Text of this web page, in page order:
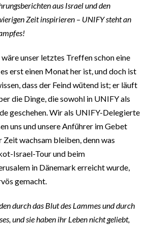
aus Israel und den
Zeit inspirieren – UNIFY steht an
wäre unser letztes Treffen schon eine
erst einen Monat her ist, und doch ist
dass der Feind wütend ist; er läuft
die Dinge, die sowohl in UNIFY als
geschehen. Wir als UNIFY-Delegierte
uns und unsere Anführer im Gebet
Zeit wachsam bleiben, denn was
Israel-Tour und beim
in Dänemark erreicht wurde,
gemacht.
durch das Blut des Lammes und durch
und sie haben ihr Leben nicht geliebt,